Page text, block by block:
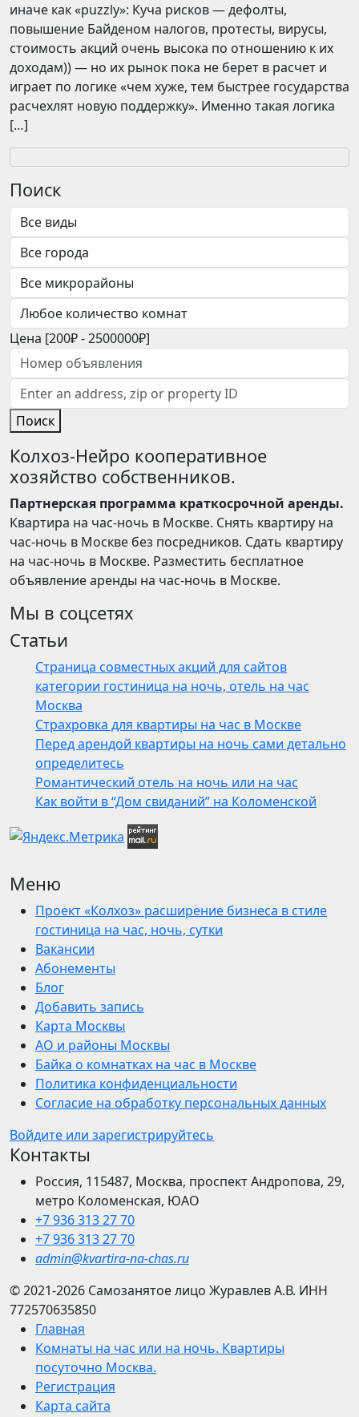
иначе как «puzzly»: Куча рисков — дефолты,
повышение Байденом налогов, протесты, вирусы,
стоимость акций очень высока по отношению к их
доходам)) — но их рынок пока не берет в расчет и
играет по логике «чем хуже, тем быстрее государства
расчехлят новую поддержку». Именно такая логика
[…]
Поиск
Цена [200₽-2500000₽]
Поиск
Колхоз-Нейро кооперативное
хозяйство собственников.
Партнерская программа краткосрочной аренды.
Квартира на час-ночь в Москве. Снять квартиру на
час-ночь в Москве без посредников. Сдать квартиру
на час-ночь в Москве. Разместить бесплатное
объявление аренды на час-ночь в Москве.
Мы в соцсетях
Статьи
Страница совместных акций для сайтов
категории гостиница на ночь, отель на час
Москва
Страхровка для квартиры на час в Москве
Перед арендой квартиры на ночь сами детально
определитесь
Романтический отель на ночь или на час
Как войти в “Дом свиданий” на Коломенской
Меню
Проект «Колхоз» расширение бизнеса в стиле
гостиница на час, ночь, сутки
Вакансии
Абонементы
Блог
Добавить запись
Карта Москвы
АО и районы Москвы
Байка о комнатках на час в Москве
Политика конфиденциальности
Согласие на обработку персональных данных
Войдите или зарегистрируйтесь
Контакты
Россия, 115487, Москва, проспект Андропова, 29,
метро Коломенская, ЮАО
+7 936 313 27 70
+7 936 313 27 70
admin@kvartira-na-chas.ru
© 2021-2026 Самозанятое лицо Журавлев А.В. ИНН
772570635850
Главная
Комнаты на час или на ночь. Квартиры
посуточно Москва.
Регистрация
Карта сайта